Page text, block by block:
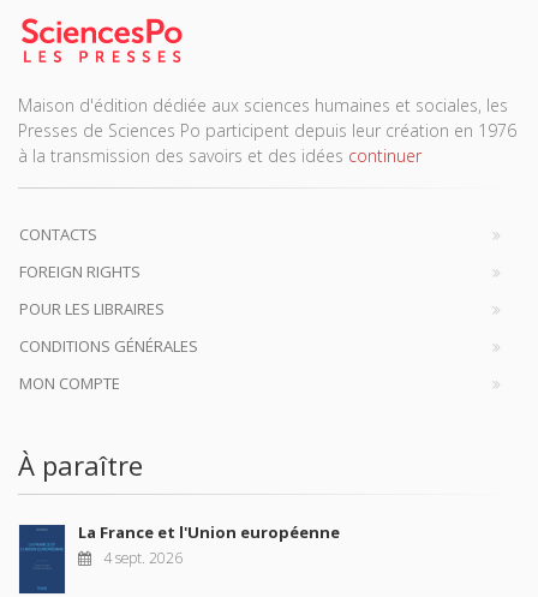
Maison d'édition dédiée aux sciences humaines et sociales, les
Presses de Sciences Po participent depuis leur création en 1976
à la transmission des savoirs et des idées continuer
CONTACTS
FOREIGN RIGHTS
POUR LES LIBRAIRES
CONDITIONS GÉNÉRALES
MON COMPTE
À paraître
La France et l'Union européenne
4 sept. 2026